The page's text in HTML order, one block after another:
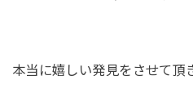
本当に嬉しい発見をさせて頂